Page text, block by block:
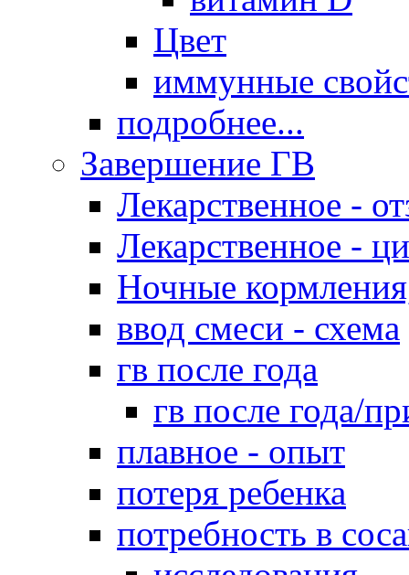
Цвет
иммунные
подробнее...
Завершение ГВ
Лекарственное -
Лекарственное -
Ночные
ввод смеси - схема
гв после года
гв после года/
плавное - опыт
потеря ребенка
потребность в